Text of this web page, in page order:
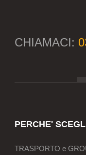
CHIAMACI:
PERCHE'
TRASPORTO e